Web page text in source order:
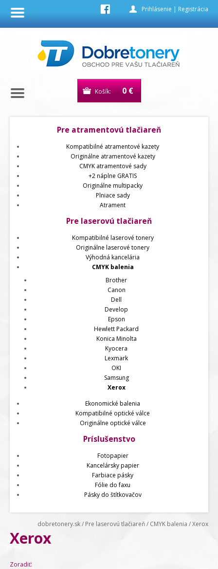
Prihlásenie | Registrácia
Košík: 0 €
Pre atramentovú tlačiareň
Kompatibilné atramentové kazety
Originálne atramentové kazety
CMYK atramentové sady
+2 náplne GRATIS
Originálne multipacky
Plniace sady
Atrament
Pre laserovú tlačiareň
Kompatibilné laserové tonery
Originálne laserové tonery
Výhodná kancelária
CMYK balenia
Brother
Canon
Dell
Develop
Epson
Hewlett Packard
Konica Minolta
Kyocera
Lexmark
OKI
Samsung
Xerox
Ekonomické balenia
Kompatibilné optické válce
Originálne optické válce
Príslušenstvo
Fotopapier
Kancelársky papier
Farbiace pásky
Fólie do faxu
Pásky do štítkovačov
dobretonery.sk/ Pre laserovú tlačiareň/ CMYK balenia /Xerox
Xerox
Zoradiť: